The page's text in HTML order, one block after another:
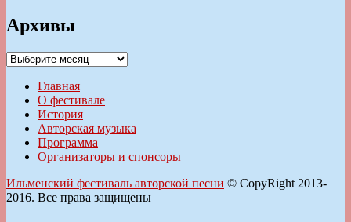
Архивы
Архивы
Главная
О фестивале
История
Авторская музыка
Программа
Организаторы и спонсоры
Ильменский фестиваль авторской песни © CopyRight 2013-
2016. Все права защищены